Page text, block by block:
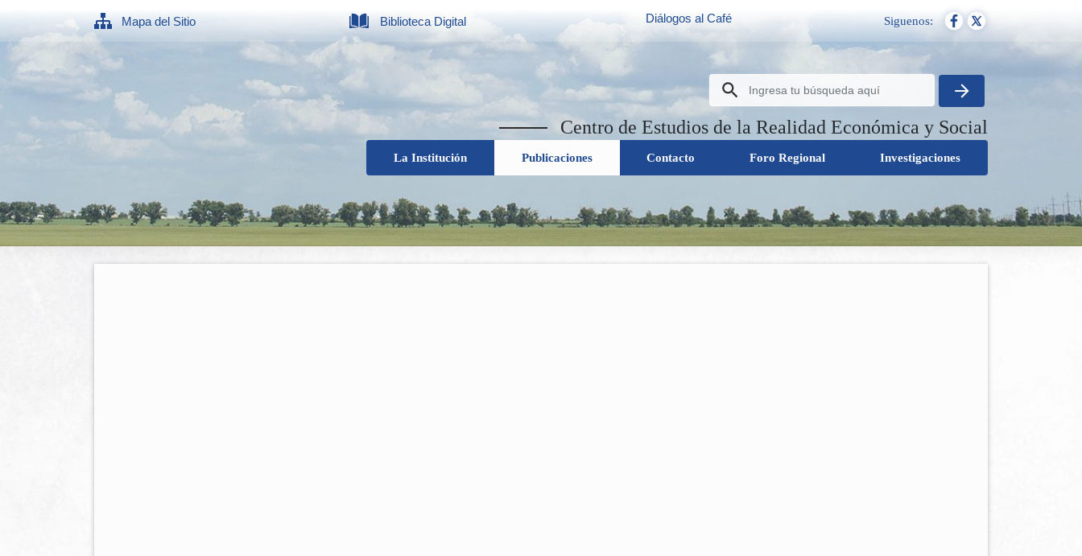
Mapa del Sitio Biblioteca Digital Diálogos al Café Siguenos:
Centro de Estudios de la Realidad Económica y Social
La Institución Publicaciones Contacto Foro Regional Investigaciones